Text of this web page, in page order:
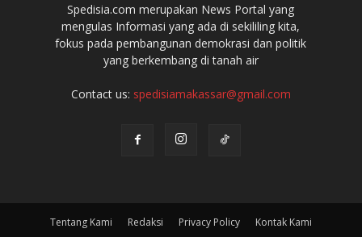
Spedisia.com merupakan News Portal yang
mengulas Informasi yang ada di sekililing kita,
fokus pada pembangunan demokrasi dan politik
yang berkembang di tanah air
Contact us: spedisiamakassar@gmail.com
Tentang Kami Redaksi Privacy Policy Kontak Kami